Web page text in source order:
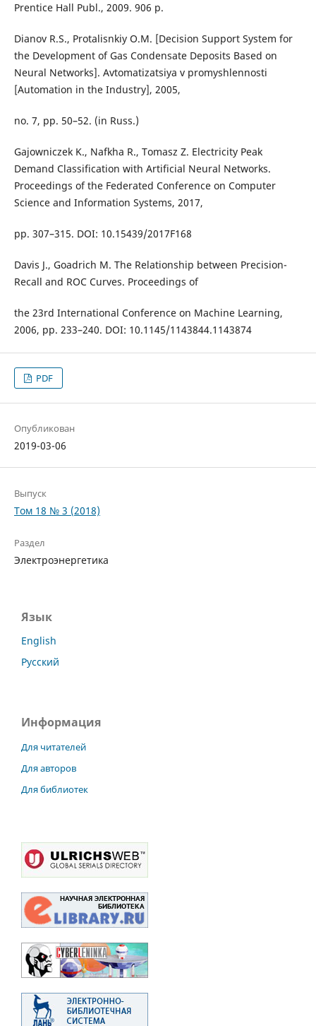
Prentice Hall Publ., 2009. 906 p.
Dianov R.S., Protalisnkiy O.M. [Decision Support System for
the Development of Gas Condensate Deposits Based on
Neural Networks]. Avtomatizatsiya v promyshlennosti
[Automation in the Industry], 2005,
no. 7, pp. 50–52. (in Russ.)
Gajowniczek K., Nafkha R., Tomasz Z. Electricity Peak
Demand Classification with Artificial Neural Networks.
Proceedings of the Federated Conference on Computer
Science and Information Systems, 2017,
pp. 307–315. DOI: 10.15439/2017F168
Davis J., Goadrich M. The Relationship between Precision-
Recall and ROC Curves. Proceedings of
the 23rd International Conference on Machine Learning,
2006, pp. 233–240. DOI: 10.1145/1143844.1143874
PDF
Опубликован
2019-03-06
Выпуск
Том 18 № 3 (2018)
Раздел
Электроэнергетика
Язык
English
Русский
Информация
Для читателей
Для авторов
Для библиотек